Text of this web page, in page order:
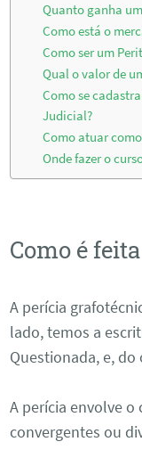
Quanto ganha
Como está o
Como ser um
Qual o valor de
Como se
Judicial?
Como atuar
Onde fazer o
Como é
A perícia
lado, temos a
Questionada, e,
A perícia envolve
convergentes ou